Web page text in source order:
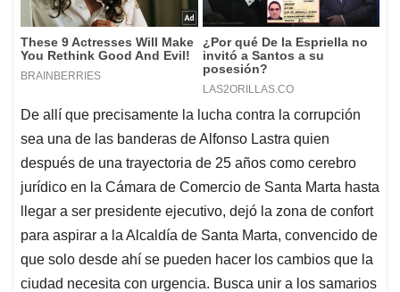
De allí que precisamente la lucha contra la corrupción
sea una de las banderas de Alfonso Lastra quien
después de una trayectoria de 25 años como cerebro
jurídico en la Cámara de Comercio de Santa Marta hasta
llegar a ser presidente ejecutivo, dejó la zona de confort
para aspirar a la Alcaldía de Santa Marta, convencido de
que solo desde ahí se pueden hacer los cambios que la
ciudad necesita con urgencia. Busca unir a los samarios